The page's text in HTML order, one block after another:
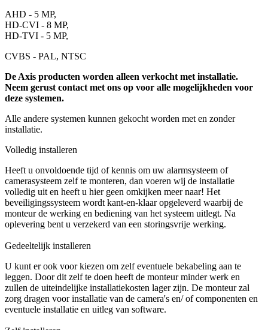
AHD - 5 MP,
HD-CVI - 8 MP,
HD-TVI - 5 MP,
CVBS - PAL, NTSC
De Axis producten worden alleen verkocht met installatie.
Neem gerust contact met ons op voor alle mogelijkheden voor
deze systemen.
Alle andere systemen kunnen gekocht worden met en zonder
installatie.
Volledig installeren
Heeft u onvoldoende tijd of kennis om uw alarmsysteem of
camerasysteem zelf te monteren, dan voeren wij de installatie
volledig uit en heeft u hier geen omkijken meer naar! Het
beveiligingssysteem wordt kant-en-klaar opgeleverd waarbij de
monteur de werking en bediening van het systeem uitlegt. Na
oplevering bent u verzekerd van een storingsvrije werking.
Gedeeltelijk installeren
U kunt er ook voor kiezen om zelf eventuele bekabeling aan te
leggen. Door dit zelf te doen heeft de monteur minder werk en
zullen de uiteindelijke installatiekosten lager zijn. De monteur zal
zorg dragen voor installatie van de camera's en/ of componenten en
eventuele installatie en uitleg van software.